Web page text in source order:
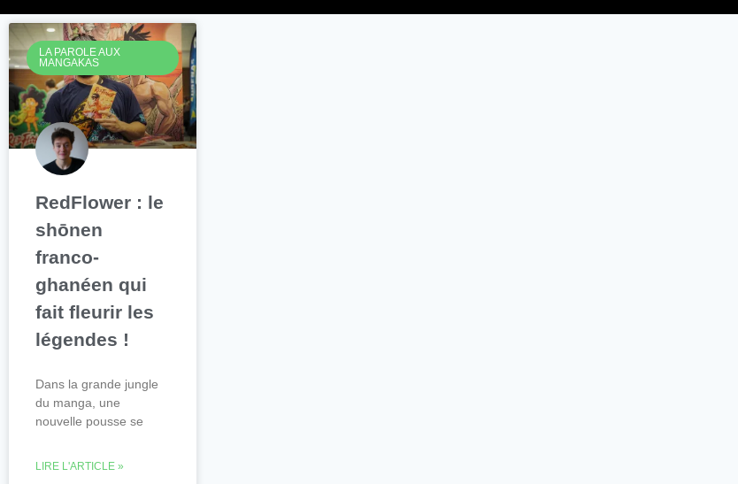
LA PAROLE AUX
MANGAKAS
RedFlower : le
shōnen
franco-
ghanéen qui
fait fleurir les
légendes !
Dans la grande jungle
du manga, une
nouvelle pousse se
LIRE L'ARTICLE »